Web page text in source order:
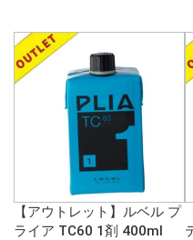
【アウトレット】ルベル プ
ライア TC60 1剤 400ml